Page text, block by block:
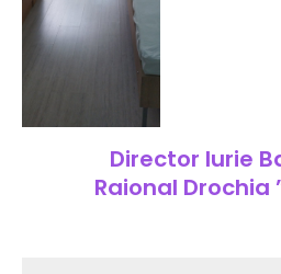
Director Iurie
Raional Drochia